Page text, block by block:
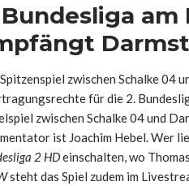
am
zwischen Schalke 04
für die 2.
zwischen Schalke 04 und
ist Joachim Hebel. Wer
2 HDeinschalten, wo
steht das Spiel zudem im